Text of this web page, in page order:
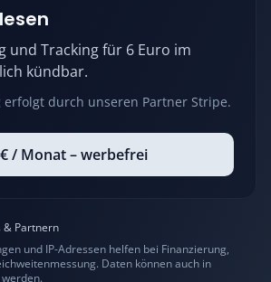
und Tracking für 6 Euro im
kündbar.
erfolgt durch unseren Partner Stripe.
/ Monat – werbefrei
& Partnern
und IP-Adressen helfen bei Finanzierung,
Daten können auch in